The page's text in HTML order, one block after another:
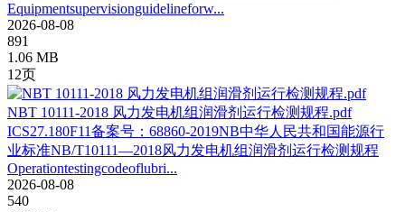
Equipmentsupervisionguidelineforw...
2026-08-08
891
1.06 MB
12页
NBT 10111-2018 风力发电机组润滑剂运行检测规程.pdf
ICS27.180F11备案号：68860-2019NB中华人民共和国能源行
业标准NB/T10111—2018风力发电机组润滑剂运行检测规程
Operationtestingcodeoflubri...
2026-08-08
540